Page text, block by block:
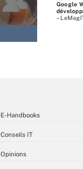
Google
–
E-Handbooks
Conseils IT
Opinions